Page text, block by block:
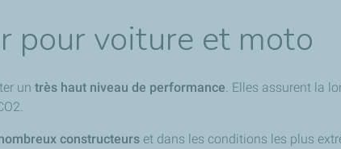
pour voiture et moto
un très haut niveau de performance. Elles assurent la
constructeurs et dans les conditions les plus